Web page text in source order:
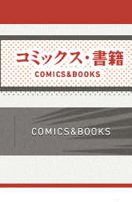
コミックス